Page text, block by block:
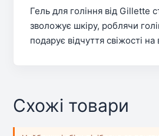
Гель для гоління від Gillette
зволожує шкіру, роблячи
подарує відчуття свіжості
Схожі товари